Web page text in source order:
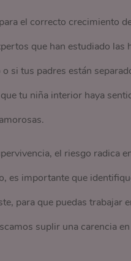
el correcto crecimiento
que han estudiado las
si tus padres están
tu niña interior haya
el riesgo radica
es importante que
para que puedas trabajar
suplir una carencia